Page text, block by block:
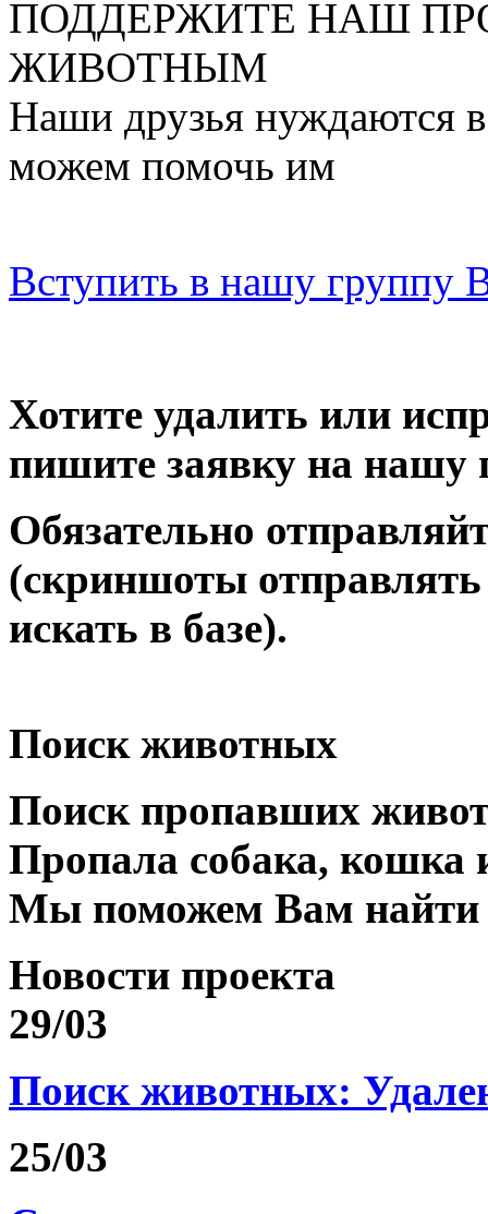
ПОДДЕРЖИТЕ НАШ
ЖИВОТНЫМ
Наши друзья нуждаются
можем помочь им
Вступить в нашу группу
Хотите удалить или
пишите заявку на нашу
Обязательно
(скриншоты
искать в базе).
Поиск животных
Поиск пропавших
Пропала собака, кошка
Мы поможем Вам найти
Новости проекта
29/03
Поиск животных:
25/03